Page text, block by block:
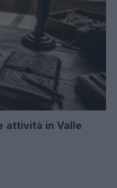
attività in Valle